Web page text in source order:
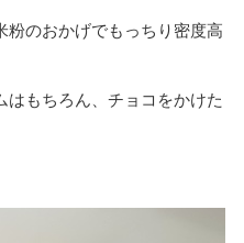
のおかげでもっちり密度高
もちろん、チョコをかけた